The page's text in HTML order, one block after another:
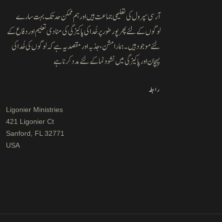
آرسی سپرول کی تعلیمی جماعت ہیں اور ہم ممکن حد تک بہت سارے
لوگوں کے لئے پھر پور طور پر خُدا کی پاکیزگی کی منادی تعلیم اور دفاع کے
لئے موجود ہیں۔ ہمارا مشن ، جذبہ اور مقصد یہ ہے کہ لوگوں کی خُدا کی
پہچان اور پاکیزگی میں نشوونما کے لئے مدد کرنا ہے
رابطہ
Ligonier Ministries
421 Ligonier Ct
Sanford, FL 32771
USA